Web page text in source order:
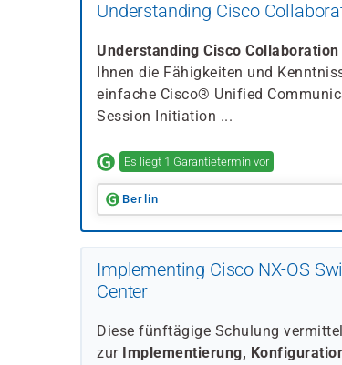
Understanding Cisco
Understanding Cisco
Ihnen die Fähigkeiten und
einfache Cisco® Unified
Session Initiation ...
Es liegt 1 Garantietermin vor
Berlin
Implementing Cisco NX-OS
Center
Diese fünftägige Schulung
zur Implementierung,